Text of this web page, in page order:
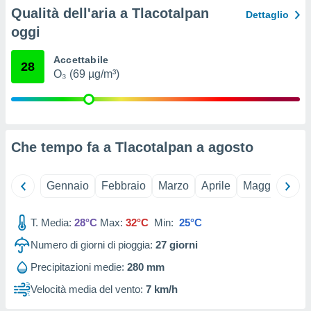
non
dei
simili
Qualità dell'aria a Tlacotalpan
oggi
Dettaglio
28 Accettabile
O₃ (69 µg/m³)
Che tempo fa a Tlacotalpan a agosto
Gennaio Febbraio Marzo Aprile Maggio
T. Media: 28°C Max: 32°C Min: 25°C
Numero di giorni di pioggia: 27 giorni
Precipitazioni medie: 280 mm
Velocità media del vento: 7 km/h